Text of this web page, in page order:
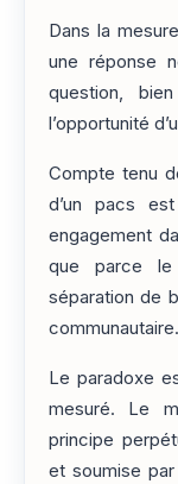
Dans la
une réponse
question,
l’opportunité
Compte tenu
d’un pacs
engagement
que parce
séparation de
communautaire.
Le paradoxe
mesuré. Le
principe
et soumise